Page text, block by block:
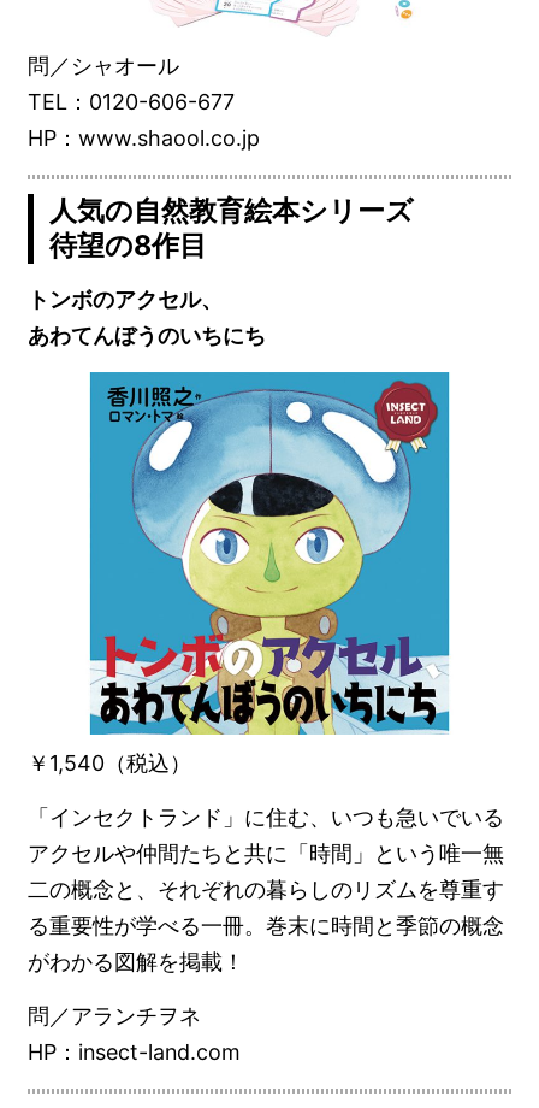
問／シャオール
TEL：0120-606-677
HP：www.shaool.co.jp
人気の自然教育絵本シリーズ
待望の8作目
トンボのアクセル、
あわてんぼうのいちにち
￥1,540（税込）
「インセクトランド」に住む、いつも急いでいる
アクセルや仲間たちと共に「時間」という唯一無
二の概念と、それぞれの暮らしのリズムを尊重す
る重要性が学べる一冊。巻末に時間と季節の概念
がわかる図解を掲載！
問／アランチヲネ
HP：insect-land.com